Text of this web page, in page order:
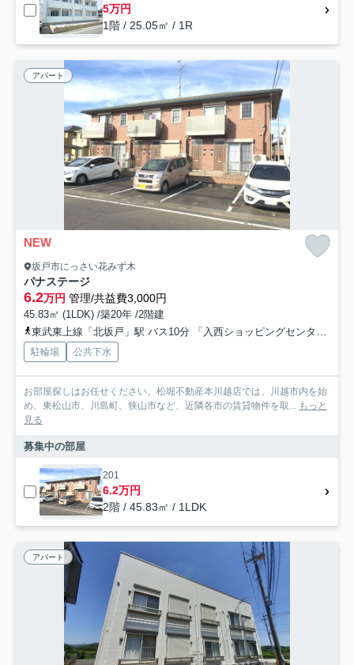
5万円
1階 / 25.05㎡ / 1R
アパート
NEW
坂戸市にっさい花みず木
パナステージ
6.2万円 管理/共益費3,000円
45.83㎡ (1LDK) /築20年 /2階建
東武東上線「北坂戸」駅 バス10分 「入西ショッピングセンター前」 停歩21分
駐輪場 公共下水
お部屋探しはお任せください。松堀不動産本川越店では、川越市内を始
め、東松山市、川島町、狭山市など、近隣各市の賃貸物件を取... もっと
見る
募集中の部屋
201
6.2万円
2階 / 45.83㎡ / 1LDK
アパート